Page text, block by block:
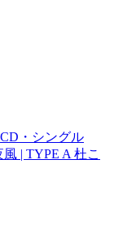
| TYPE A 杜こ